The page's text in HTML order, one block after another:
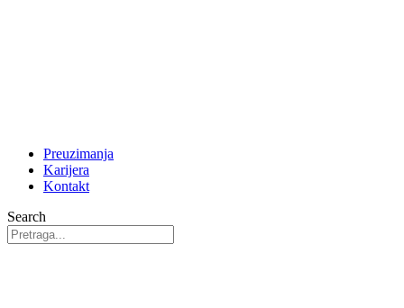
Preuzimanja
Karijera
Kontakt
Search